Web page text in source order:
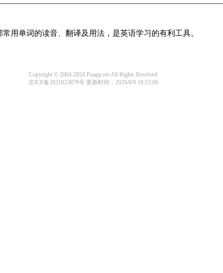
用单词的读音、翻译及用法，是英语学习的有利工具。
Copyright © 2004-2024 Puapp.net All Rights Reserved
京ICP备2021023879号 更新时间：2026/8/9 18:23:08